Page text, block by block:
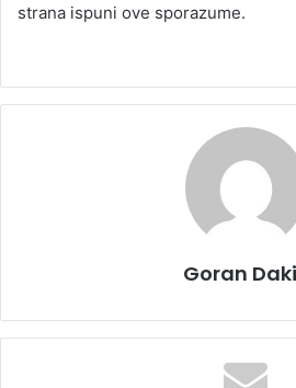
strana ispuni ove sporazume.
Goran